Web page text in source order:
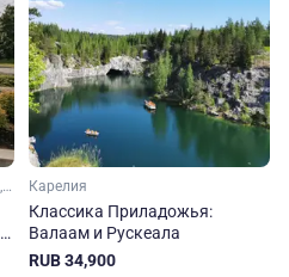
Карелия, Архангельская область, Арктика Карелия
Классика Приладожья:
Валаам и Рускеала
RUB 34,900